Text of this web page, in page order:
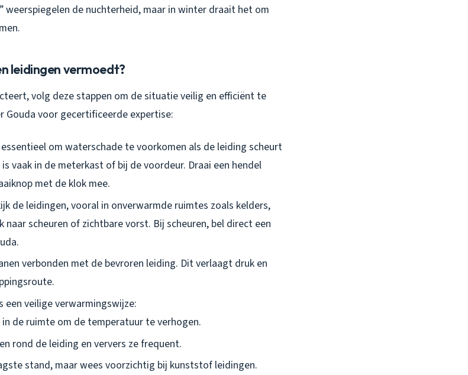
weerspiegelen de nuchterheid, maar in winter draait het om
leidingen vermoedt?
volg deze stappen om de situatie veilig en efficiënt te
Gouda voor gecertificeerde expertise:
om waterschade te voorkomen als de leiding scheurt
vaak in de meterkast of bij de voordeur. Draai een hendel
met de klok mee.
de leidingen, vooral in onverwarmde ruimtes zoals kelders,
naar scheuren of zichtbare vorst. Bij scheuren, bel direct een
verbonden met de bevroren leiding. Dit verlaagt druk en
een veilige verwarmingswijze:
de ruimte om de temperatuur te verhogen.
rond de leiding en ververs ze frequent.
stand, maar wees voorzichtig bij kunststof leidingen.